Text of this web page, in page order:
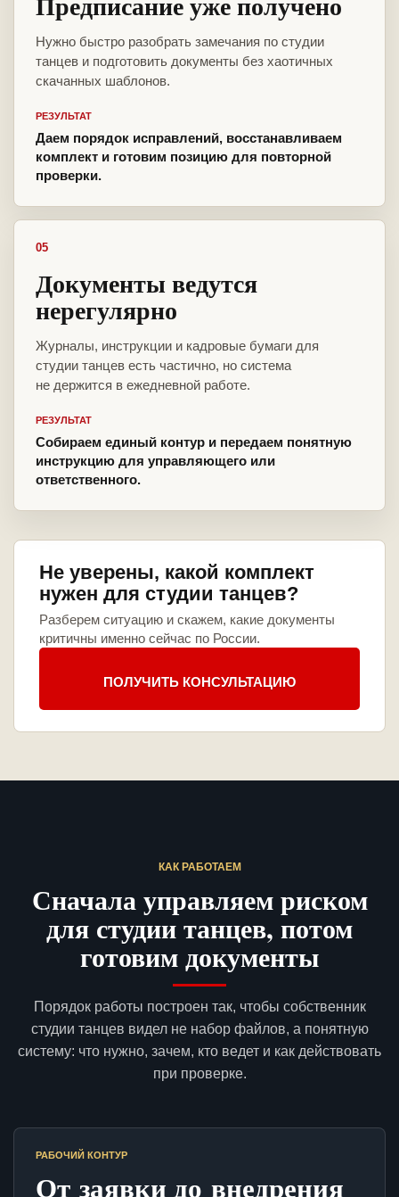
Нужно быстро разобрать замечания по студии
танцев и подготовить документы без хаотичных
скачанных шаблонов.
РЕЗУЛЬТАТ
Даем порядок исправлений, восстанавливаем
комплект и готовим позицию для повторной
проверки.
05
Документы ведутся
нерегулярно
Журналы, инструкции и кадровые бумаги для
студии танцев есть частично, но система
не держится в ежедневной работе.
РЕЗУЛЬТАТ
Собираем единый контур и передаем понятную
инструкцию для управляющего или
ответственного.
Не уверены, какой комплект
нужен для студии танцев?
Разберем ситуацию и скажем, какие документы
критичны именно сейчас по России.
ПОЛУЧИТЬ КОНСУЛЬТАЦИЮ
КАК РАБОТАЕМ
Сначала управляем риском
для студии танцев, потом
готовим документы
Порядок работы построен так, чтобы собственник
студии танцев видел не набор файлов, а понятную
систему: что нужно, зачем, кто ведет и как действовать
при проверке.
РАБОЧИЙ КОНТУР
От заявки до внедрения